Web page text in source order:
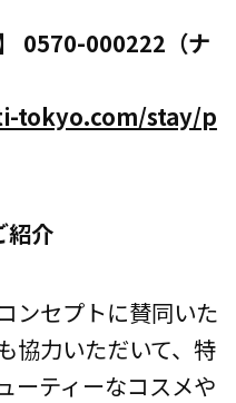
0570-000222（ナ
tokyo.com/stay/p
紹介
ンセプトに賛同いた
協力いただいて、特
ーティーなコスメや